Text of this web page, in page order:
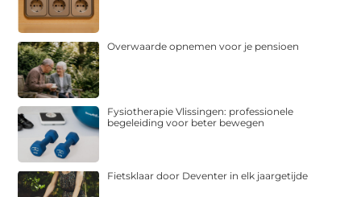
Overwaarde opnemen voor je pensioen
Fysiotherapie Vlissingen: professionele
begeleiding voor beter bewegen
Fietsklaar door Deventer in elk jaargetijde